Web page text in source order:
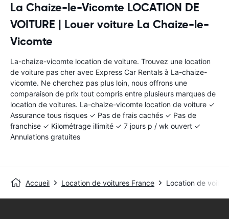
La Chaize-le-Vicomte LOCATION DE
VOITURE | Louer voiture La Chaize-le-
Vicomte
La-chaize-vicomte location de voiture. Trouvez une location
de voiture pas cher avec Express Car Rentals à La-chaize-
vicomte. Ne cherchez pas plus loin, nous offrons une
comparaison de prix tout compris entre plusieurs marques de
location de voitures. La-chaize-vicomte location de voiture ✓
Assurance tous risques ✓ Pas de frais cachés ✓ Pas de
franchise ✓ Kilométrage illimité ✓ 7 jours p / wk ouvert ✓
Annulations gratuites
Accueil Location de voitures France Location de